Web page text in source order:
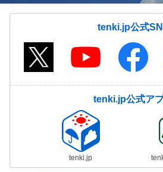
tenki.jp公式
tenki.jp公式ア
tenki.jp